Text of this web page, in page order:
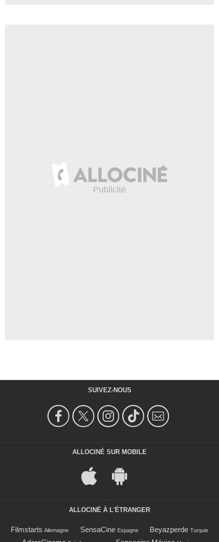
SUIVEZ-NOUS
ALLOCINÉ SUR MOBILE
ALLOCINÉ À L'ÉTRANGER
Filmstarts Allemagne SensaCine Espagne Beyazperde Turquie